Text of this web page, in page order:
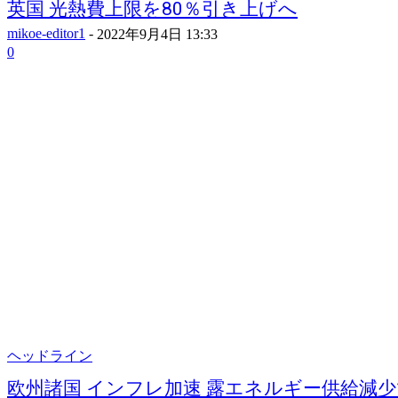
英国 光熱費上限を80％引き上げへ
mikoe-editor1 - 2022年9月4日 13:33
0
ヘッドライン
欧州諸国 インフレ加速 露エネルギー供給減